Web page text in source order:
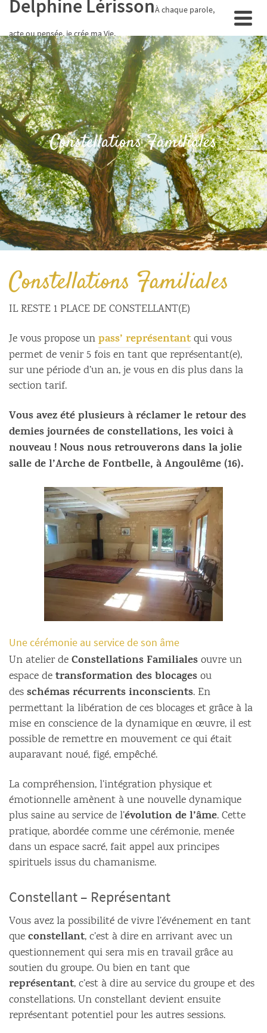
Delphine LérissonÀ chaque parole,
acte ou pensée, je crée ma Vie.
Constellations Familiales
Constellations Familiales
IL RESTE 1 PLACE DE CONSTELLANT(E)
Je vous propose unpass’ représentantqui vous
permet de venir 5 fois en tant que représentant(e),
sur une période d’un an, je vous en dis plus dans la
section tarif.
Vous avez été plusieurs à réclamer le retour des
demies journées de constellations, les voici à
nouveau ! Nous nous retrouverons dans la jolie
salle de l’Arche de Fontbelle, à Angoulême (16).
Une cérémonie au service de son âme
Un atelier deConstellations Familialesouvre un
espace detransformation des blocagesou
desschémas récurrents inconscients. En
permettant la libération de ces blocages et grâce à la
mise en conscience de la dynamique en œuvre, il est
possible de remettre en mouvement ce qui était
auparavant noué, figé, empêché.
La compréhension, l’intégration physique et
émotionnelle amènent à une nouvelle dynamique
plus saine au service de l’évolution de l’âme. Cette
pratique, abordée comme une cérémonie, menée
dans un espace sacré, fait appel aux principes
spirituels issus du chamanisme.
Constellant – Représentant
Vous avez la possibilité de vivre l’événement en tant
queconstellant, c’est à dire en arrivant avec un
questionnement qui sera mis en travail grâce au
soutien du groupe. Ou bien en tant que
représentant, c’est à dire au service du groupe et des
constellations. Un constellant devient ensuite
représentant potentiel pour les autres sessions.